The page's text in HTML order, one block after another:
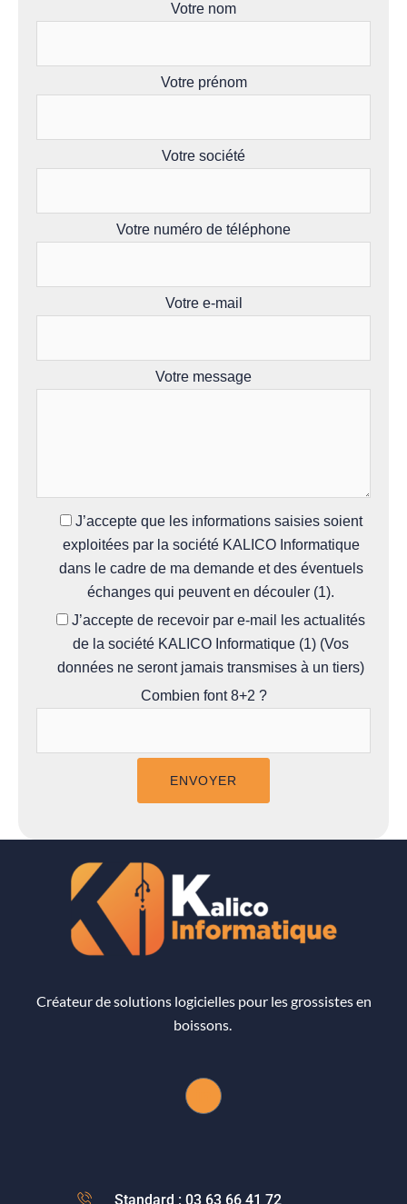
Votre nom
Votre prénom
Votre société
Votre e-mail
Votre message
J’accepte que les informations saisies soient
exploitées par la société KALICO Informatique
dans le cadre de ma demande et des éventuels
échanges qui peuvent en découler (1).
J’accepte de recevoir par e-mail les actualités
de la société KALICO Informatique (1) (Vos
données ne seront jamais transmises à un tiers)
Combien font 8+2 ?
Créateur de solutions logicielles pour les grossistes en
boissons.
Standard : 03 63 66 41 72